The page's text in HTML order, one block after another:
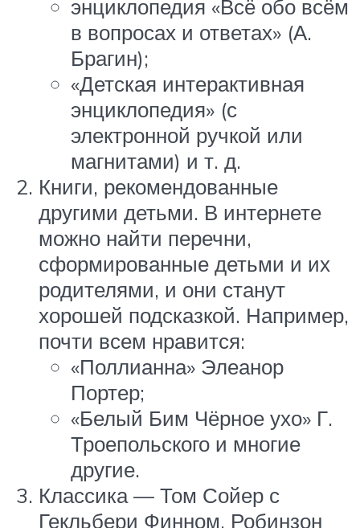
энциклопедия «Всё обо всём
в вопросах и ответах» (А.
Брагин);
«Детская интерактивная
энциклопедия» (с
электронной ручкой или
магнитами) и т. д.
Книги, рекомендованные
другими детьми. В интернете
можно найти перечни,
сформированные детьми и их
родителями, и они станут
хорошей подсказкой. Например,
почти всем нравится:
«Поллианна» Элеанор
Портер;
«Белый Бим Чёрное ухо» Г.
Троепольского и многие
другие.
Классика — Том Сойер с
Гекльбери Финном, Робинзон